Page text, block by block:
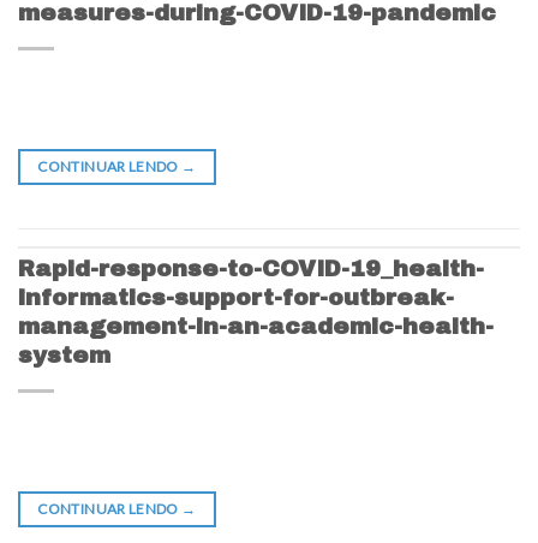
measures-during-COVID-19-pandemic
CONTINUAR LENDO →
Rapid-response-to-COVID-19_health-
informatics-support-for-outbreak-
management-in-an-academic-health-
system
CONTINUAR LENDO →